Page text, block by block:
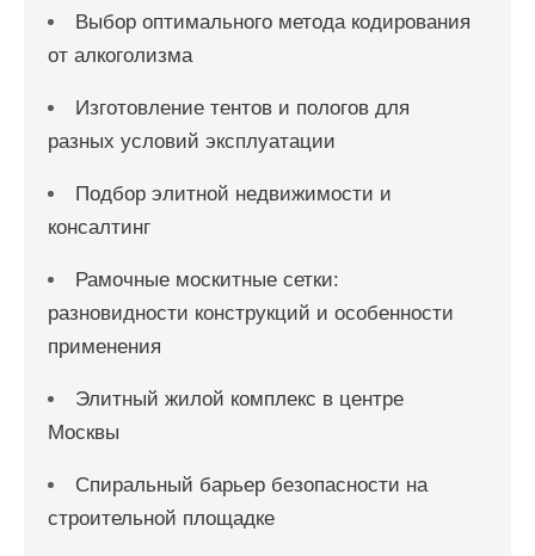
Выбор оптимального метода кодирования
от алкоголизма
Изготовление тентов и пологов для
разных условий эксплуатации
Подбор элитной недвижимости и
консалтинг
Рамочные москитные сетки:
разновидности конструкций и особенности
применения
Элитный жилой комплекс в центре
Москвы
Спиральный барьер безопасности на
строительной площадке